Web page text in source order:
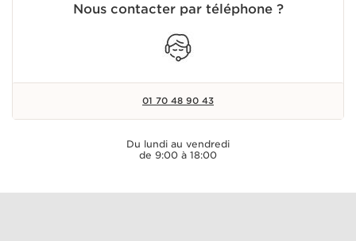
Nous contacter par téléphone ?
01 70 48 90 43
Du lundi au vendredi
de 9:00 à 18:00